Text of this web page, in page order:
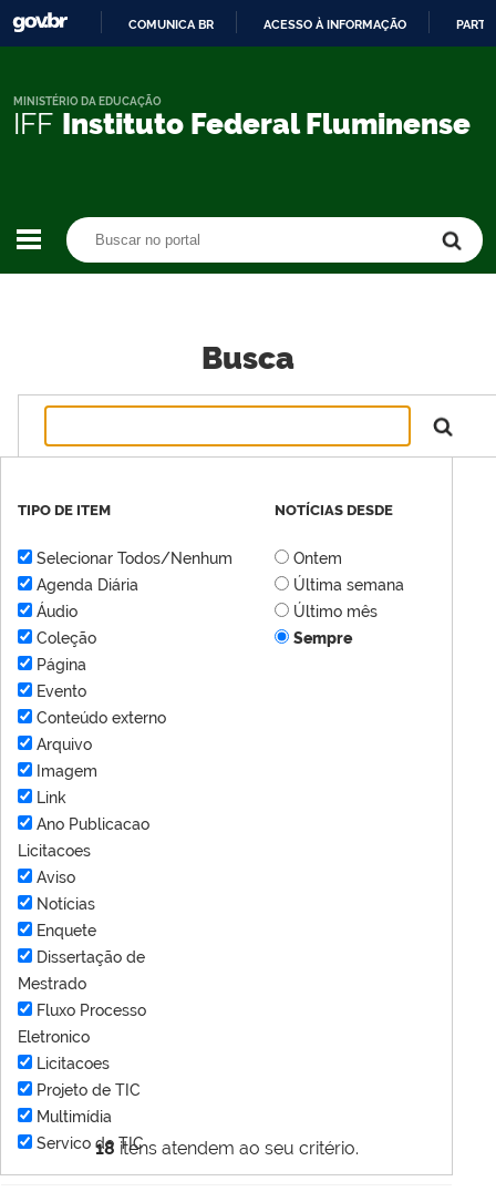
CONTEÚDO
COMUNICA BR ACESSO À INFORMAÇÃO
IFF Instituto Federal Fluminense
MINISTÉRIO DA EDUCAÇÃO
Busca
18 itens atendem ao seu critério.
TIPO DE ITEM
Selecionar Todos/Nenhum
Agenda Diária
Áudio
Coleção
Página
Evento
Conteúdo externo
Arquivo
Imagem
Link
Ano Publicacao
Licitacoes
Aviso
Notícias
Enquete
Dissertação de
Mestrado
Fluxo Processo
Eletronico
Licitacoes
Projeto de TIC
Multimídia
Servico de TIC
NOTÍCIAS DESDE
Ontem
Última semana
Último mês
Sempre